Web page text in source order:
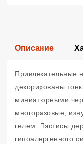
Описание
Привлекательные
декорированы
миниатюрными
многоразовые,
гелем. Пэстисы
гипоалергенного